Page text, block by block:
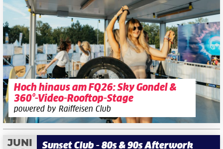
Hoch hinaus am FQ26: Sky Gondel &
360°-Video-Rooftop-Stage
powered by Raiffeisen Club
JUNI
Sunset Club - 80s & 90s Afterwork